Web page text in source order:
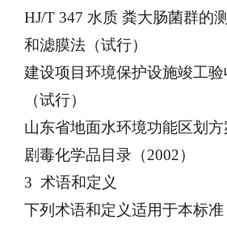
HJ/T 347 水质 粪大肠菌群的
和滤膜法（试行）
建设项目环境保护设施竣工
（试行）
山东省地面水环境功能区划方
剧毒化学品目录（2002）
3 术语和定义
下列术语和定义适用于本标准